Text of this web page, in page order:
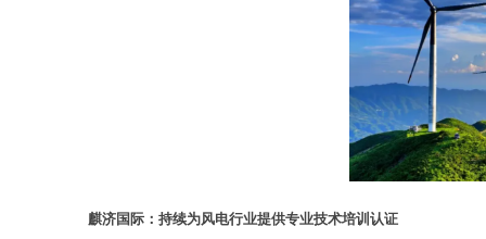
麒济国际：持续为风电行业提供专业技术培训认证